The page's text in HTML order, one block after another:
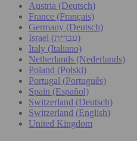
Austria (Deutsch)
France (Français)
Germany (Deutsch)
Israel (עִברִית)
Italy (Italiano)
Netherlands (Nederlands)
Poland (Polski)
Portugal (Português)
Spain (Español)
Switzerland (Deutsch)
Switzerland (English)
United Kingdom